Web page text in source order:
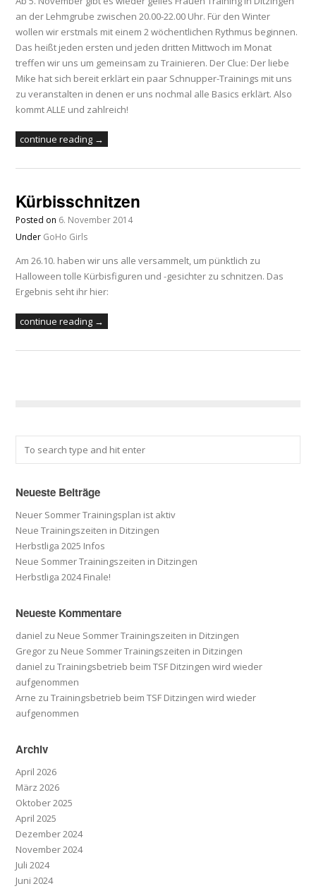
an der Lehmgrube zwischen 20.00-22.00 Uhr. Für den Winter
wollen wir erstmals mit einem 2 wöchentlichen Rythmus beginnen.
Das heißt jeden ersten und jeden dritten Mittwoch im Monat
treffen wir uns um gemeinsam zu Trainieren. Der Clue: Der liebe
Mike hat sich bereit erklärt ein paar Schnupper-Trainings mit uns
zu veranstalten in denen er uns nochmal alle Basics erklärt. Also
kommt ALLE und zahlreich!
continue reading →
Kürbisschnitzen
Posted on 6. November 2014
Under GoHo Girls
Am 26.10. haben wir uns alle versammelt, um pünktlich zu
Halloween tolle Kürbisfiguren und -gesichter zu schnitzen. Das
Ergebnis seht ihr hier:
continue reading →
Neueste Beiträge
Neuer Sommer Trainingsplan ist aktiv
Neue Trainingszeiten in Ditzingen
Herbstliga 2025 Infos
Neue Sommer Trainingszeiten in Ditzingen
Herbstliga 2024 Finale!
Neueste Kommentare
daniel zu Neue Sommer Trainingszeiten in Ditzingen
Gregor zu Neue Sommer Trainingszeiten in Ditzingen
daniel zuTrainingsbetrieb beim TSF Ditzingen wird wieder
aufgenommen
Arne zuTrainingsbetrieb beim TSF Ditzingen wird wieder
aufgenommen
Archiv
April 2026
März 2026
Oktober 2025
April 2025
Dezember 2024
November 2024
Juli 2024
Juni 2024